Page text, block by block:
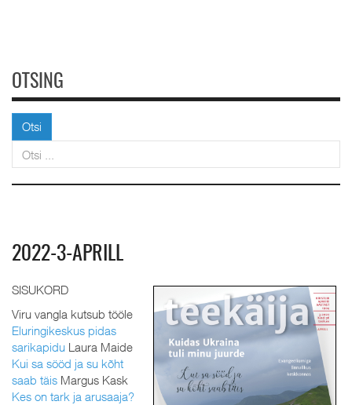
OTSING
Otsi
2022-3-APRILL
SISUKORD
Viru vangla kutsub tööle
Eluringikeskus pidas
sarikapidu Laura Maide
Kui sa sööd ja su kõht
saab täis Margus Kask
Kes on tark ja arusaaja?